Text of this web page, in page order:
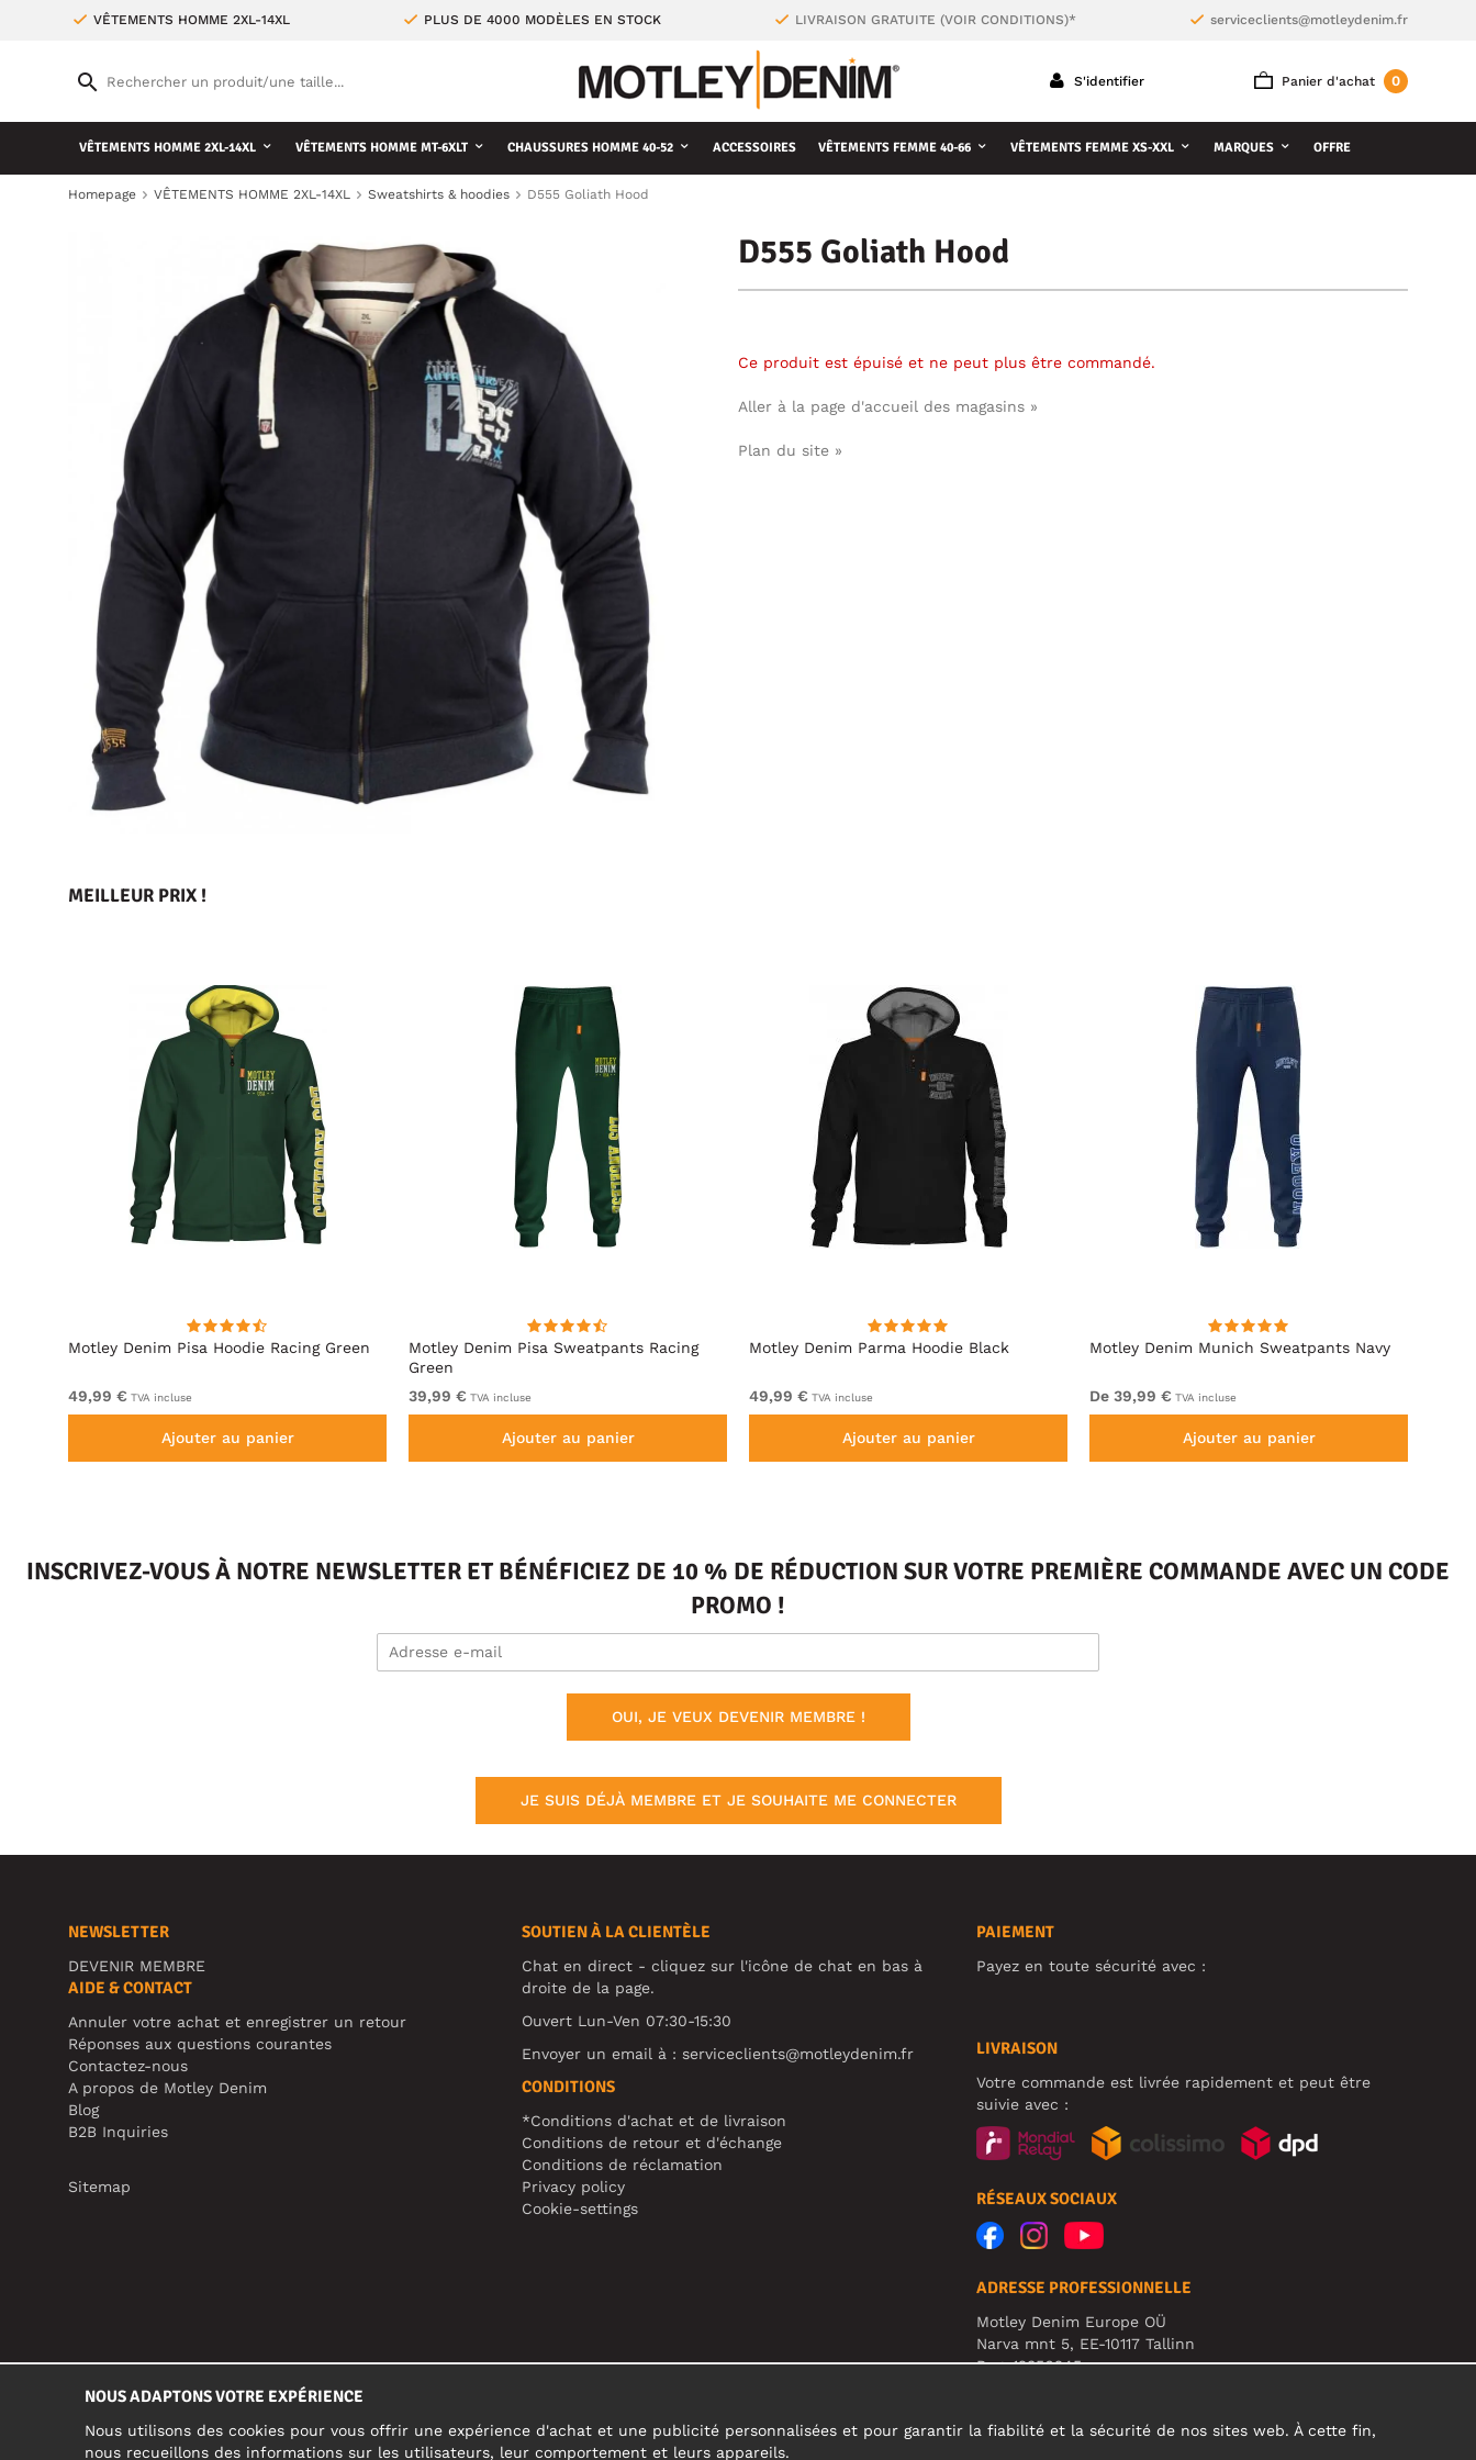
VÊTEMENTS HOMME 2XL-14XL PLUS DE 4000 MODÈLES EN STOCK LIVRAISON GRATUITE (VOIR CONDITIONS)* serviceclients@motleydenim.fr
Panier d'achat 0
S'identifier
VÊTEMENTS HOMME 2XL-14XL VÊTEMENTS HOMME MT-6XLT CHAUSSURES HOMME 40-52 ACCESSOIRES VÊTEMENTS FEMME 40-66 VÊTEMENTS FEMME XS-XXL MARQUES OFFRE
Homepage VÊTEMENTS HOMME 2XL-14XL Sweatshirts & hoodies D555 Goliath Hood
D555 Goliath Hood
Ce produit est épuisé et ne peut plus être commandé.
Aller à la page d'accueil des magasins »
Plan du site »
MEILLEUR PRIX !
Motley Denim Pisa Hoodie Racing Green
49,99 € TVA incluse
Ajouter au panier
Motley Denim Pisa Sweatpants Racing
Green
39,99 € TVA incluse
Ajouter au panier
Motley Denim Parma Hoodie Black
49,99 € TVA incluse
Ajouter au panier
Motley Denim Munich Sweatpants Navy
De 39,99 € TVA incluse
Ajouter au panier
INSCRIVEZ-VOUS À NOTRE NEWSLETTER ET BÉNÉFICIEZ DE 10 % DE RÉDUCTION SUR VOTRE PREMIÈRE COMMANDE AVEC UN CODE
PROMO !
OUI, JE VEUX DEVENIR MEMBRE !
JE SUIS DÉJÀ MEMBRE ET JE SOUHAITE ME CONNECTER
NEWSLETTER
DEVENIR MEMBRE
AIDE & CONTACT
Annuler votre achat et enregistrer un retour
Réponses aux questions courantes
Contactez-nous
A propos de Motley Denim
Blog
B2B Inquiries
Sitemap
SOUTIEN À LA CLIENTÈLE
Chat en direct - cliquez sur l'icône de chat en bas à
droite de la page.
Ouvert Lun-Ven 07:30-15:30
Envoyer un email à :serviceclients@motleydenim.fr
CONDITIONS
*Conditions d'achat et de livraison
Conditions de retour et d'échange
Conditions de réclamation
Privacy policy
Cookie-settings
PAIEMENT
Payez en toute sécurité avec :
LIVRAISON
Votre commande est livrée rapidement et peut être
suivie avec :
RÉSEAUX SOCIAUX
ADRESSE PROFESSIONNELLE
Motley Denim Europe OÜ
Narva mnt 5, EE-10117 Tallinn
Reg: 12356245
cette adresse !
NOUS ADAPTONS VOTRE EXPÉRIENCE
Nous utilisons des cookies pour vous offrir une expérience d'achat et une publicité personnalisées et pour garantir la fiabilité et la sécurité de nos sites web. À cette fin,
nous recueillons des informations sur les utilisateurs, leur comportement et leurs appareils.